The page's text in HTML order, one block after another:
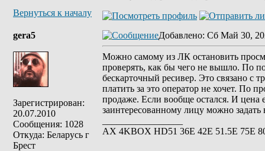
Вернуться к началу
gera5
Зарегистрирован:
20.07.2010
Сообщения: 1028
Откуда: Беларусь г
Брест
Добавлено: Сб Май 30,
Можно самому из ЛК остановить
проверять, как бы чего не вышло. По
бескарточный ресивер. Это связано с
платить за это оператор не хочет. По
продаже. Если вообще остался. И цена
заинтересованному лицу можно
АХ 4KBOX HD51 36E 42Е 51.5Е 75Е